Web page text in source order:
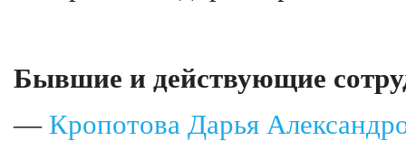
Бывшие и действующие
— Кропотова Дарья